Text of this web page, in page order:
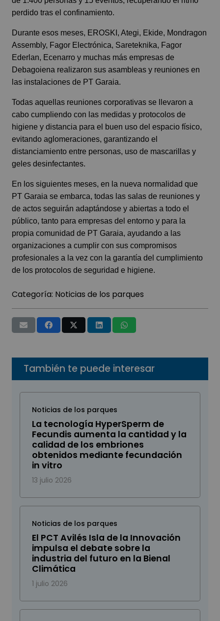
perdido tras el confinamiento.
Durante esos meses, EROSKI, Ategi, Ekide, Mondragon
Assembly, Fagor Electrónica, Sareteknika, Fagor
Ederlan, Ecenarro y muchas más empresas de
Debagoiena realizaron sus asambleas y reuniones en
las instalaciones de PT Garaia.
Todas aquellas reuniones corporativas se llevaron a
cabo cumpliendo con las medidas y protocolos de
higiene y distancia para el buen uso del espacio físico,
evitando aglomeraciones, garantizando el
distanciamiento entre personas, uso de mascarillas y
geles desinfectantes.
En los siguientes meses, en la nueva normalidad que
PT Garaia se embarca, todas las salas de reuniones y
de actos seguirán adaptándose y abiertas a todo el
público, tanto para empresas del entorno y para la
propia comunidad de PT Garaia, ayudando a las
organizaciones a cumplir con sus compromisos
profesionales a la vez con la garantía del cumplimiento
de los protocolos de seguridad e higiene.
Categoría: Noticias de los parques
También te puede interesar
Noticias de los parques
La tecnología HyperSperm de
Fecundis aumenta la cantidad y la
calidad de los embriones
obtenidos mediante fecundación
in vitro
13 julio 2026
Noticias de los parques
El PCT Avilés Isla de la Innovación
impulsa el debate sobre la
industria del futuro en la Bienal
Climática
1 julio 2026